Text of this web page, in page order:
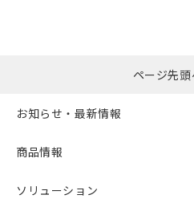
ページ先頭
お知らせ・最新情報
商品情報
ソリューション